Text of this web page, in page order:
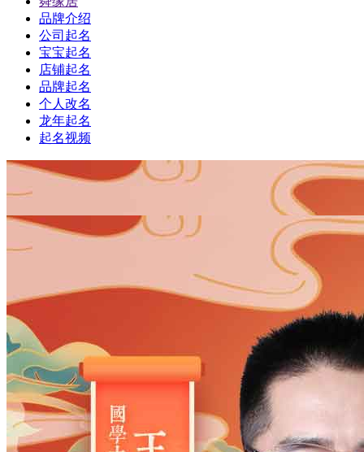
品牌介绍
公司起名
宝宝起名
店铺起名
品牌起名
个人改名
龙年起名
起名视频
男
男 女
出生时间
2026年 日10 时16分